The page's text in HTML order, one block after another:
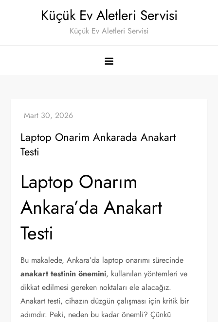
Küçük Ev Aletleri Servisi
Küçük Ev Aletleri Servisi
Laptop Onarim Ankarada Anakart
Testi
Laptop Onarım
Ankara’da Anakart
Testi
Bu makalede, Ankara’da laptop onarımı sürecinde
anakart testinin önemini, kullanılan yöntemleri ve
dikkat edilmesi gereken noktaları ele alacağız.
Anakart testi, cihazın düzgün çalışması için kritik bir
adımdır. Peki, neden bu kadar önemli? Çünkü